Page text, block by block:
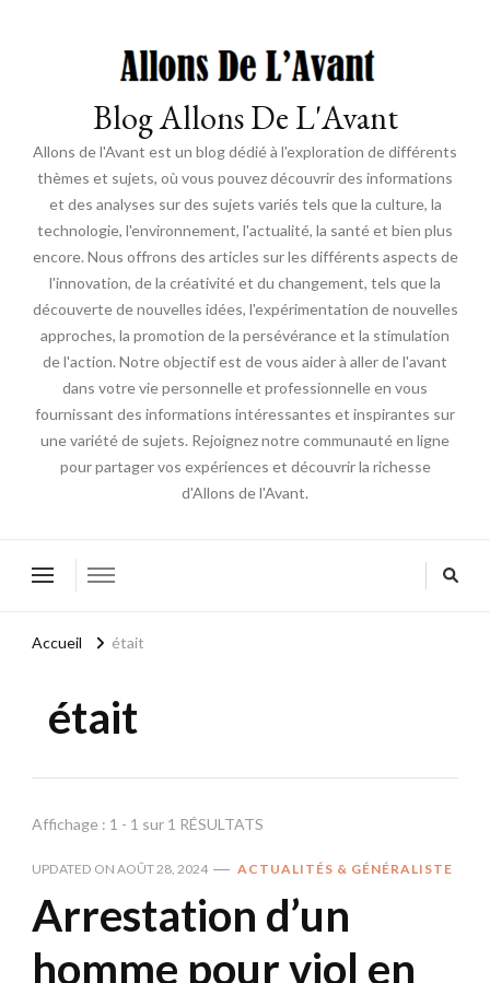
Blog Allons De L'Avant
Allons de l'Avant est un blog dédié à l'exploration de différents
thèmes et sujets, où vous pouvez découvrir des informations
et des analyses sur des sujets variés tels que la culture, la
technologie, l'environnement, l'actualité, la santé et bien plus
encore. Nous offrons des articles sur les différents aspects de
l'innovation, de la créativité et du changement, tels que la
découverte de nouvelles idées, l'expérimentation de nouvelles
approches, la promotion de la persévérance et la stimulation
de l'action. Notre objectif est de vous aider à aller de l'avant
dans votre vie personnelle et professionnelle en vous
fournissant des informations intéressantes et inspirantes sur
une variété de sujets. Rejoignez notre communauté en ligne
pour partager vos expériences et découvrir la richesse
d'Allons de l'Avant.
Accueil était
était
Affichage : 1 - 1 sur 1 RÉSULTATS
UPDATED ON AOÛT 28, 2024 ACTUALITÉS & GÉNÉRALISTE
Arrestation d’un
homme pour viol en